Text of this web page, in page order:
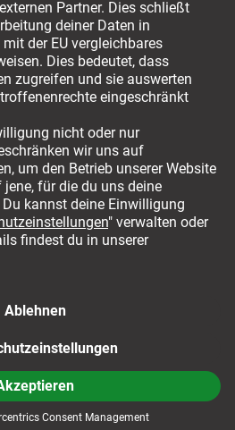
10%
sicheren Einkauf